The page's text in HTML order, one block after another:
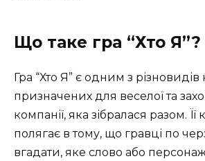
Що таке гра “Хто Я”?
Гра “Хто Я” є одним з різновидів
призначених для веселої та
компанії, яка зібралася разом. Її
полягає в тому, що гравці по
вгадати, яке слово або